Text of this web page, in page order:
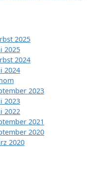
2025
2025
2024
2024
2023
2023
2022
2021
2020
2020